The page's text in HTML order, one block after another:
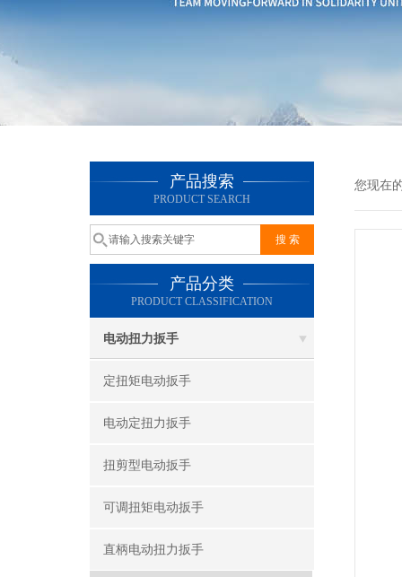
产品搜索
PRODUCT SEARCH
产品分类
PRODUCT CLASSIFICATION
电动扭力扳手
定扭矩电动扳手
电动定扭力扳手
扭剪型电动扳手
可调扭矩电动扳手
直柄电动扭力扳手
您现在